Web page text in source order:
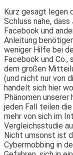
Kurz gesagt legen
Schluss nahe,
Facebook und
Anleitung
weniger Hilfe bei
Facebook und
dem großen
(und nicht nur von
handelt sich hier
Phänomen
jeden Fall teilen
mehr von sich im
Vergleichsstudie
Nicht umsonst ist
Cybermobbing in